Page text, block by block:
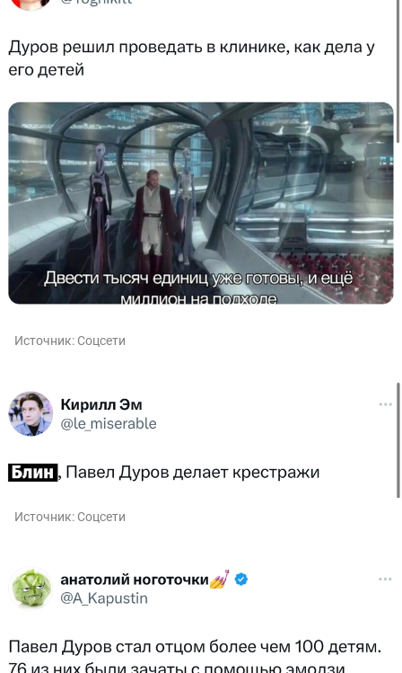
Источник: Соцсети
Источник: Соцсети